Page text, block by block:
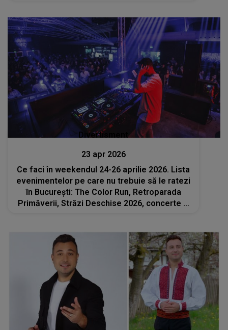
Divertisment
23 apr 2026
Ce faci în weekendul 24-26 aprilie 2026. Lista
evenimentelor pe care nu trebuie să le ratezi
în București: The Color Run, Retroparada
Primăverii, Străzi Deschise 2026, concerte și